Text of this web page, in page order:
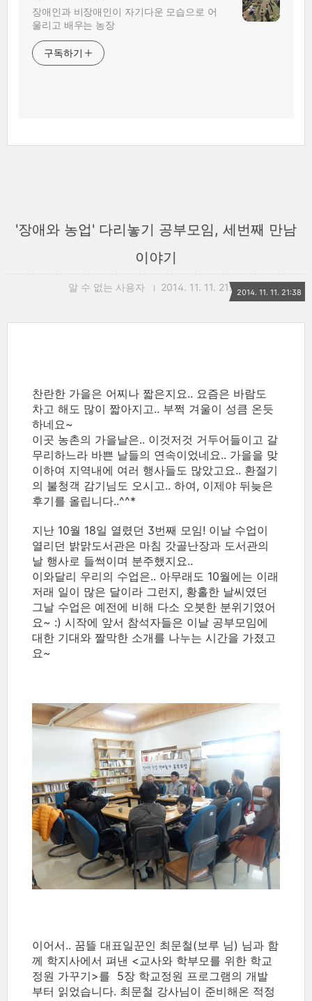
장애인과 비장애인이 자기다운 모습으로 어
울리고 배우는 농장
구독하기
'장애와 농업' 다리놓기 공부모임, 세번째 만남
이야기
알 수 없는 사용자 2014. 11. 11. 21:382014. 11. 11. 21:38
찬란한 가을은 어찌나 짧은지요.. 요즘은 바람도
차고 해도 많이 짧아지고.. 부쩍 겨울이 성큼 온듯
하네요~
이곳 농촌의 가을날은.. 이것저것 거두어들이고 갈
무리하느라 바쁜 날들의 연속이었네요.. 가을을 맞
이하여 지역내에 여러 행사들도 많았고요.. 환절기
의 불청객 감기님도 오시고.. 하여, 이제야 뒤늦은
후기를 올립니다..^^*
지난 10월 18일 열렸던 3번째 모임! 이날 수업이
열리던 밝맑도서관은 마침 갓골난장과 도서관의
날 행사로 들썩이며 분주했지요..
이와달리 우리의 수업은.. 아무래도 10월에는 이래
저래 일이 많은 달이라 그런지, 황홀한 날씨였던
그날 수업은 예전에 비해 다소 오붓한 분위기였어
요~ :) 시작에 앞서 참석자들은 이날 공부모임에
대한 기대와 짤막한 소개를 나누는 시간을 가졌고
요~
이어서.. 꿈뜰 대표일꾼인 최문철(보루 님) 님과 함
께 학지사에서 펴낸 <교사와 학부모를 위한 학교
정원 가꾸기>를 5장 학교정원 프로그램의 개발
부터 읽었습니다. 최문철 강사님이 준비해온 적정